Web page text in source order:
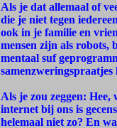
Als je dat allemaal of
die je niet tegen
ook in je familie en
mensen zijn als robots,
mentaal suf
samenzweringspraatjes
Als je zou zeggen:
internet bij ons is
helemaal niet zo? En